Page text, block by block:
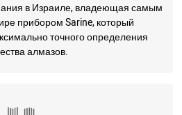
в Израиле, владеющая самым
прибором Sarine, который
точного определения
алмазов.